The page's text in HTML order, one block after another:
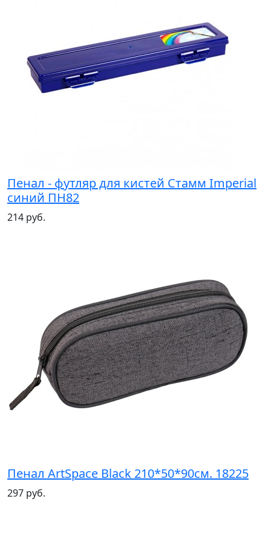
Пенал - футляр для кистей Стамм Imperial
синий ПН82
214 руб.
Пенал ArtSpace Black 210*50*90см. 18225
297 руб.